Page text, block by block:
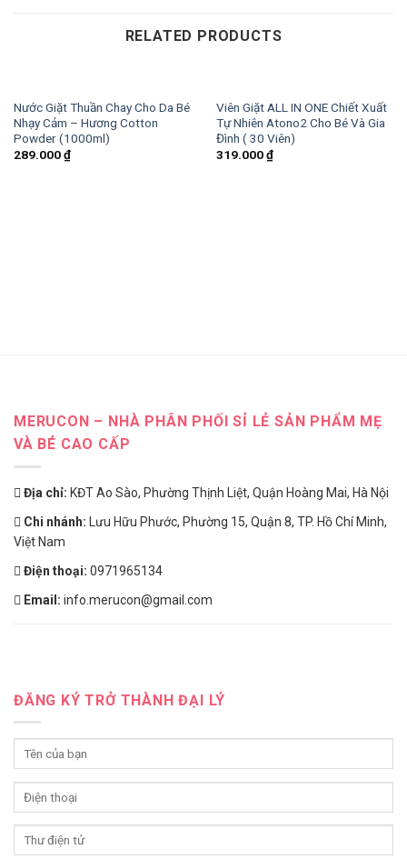
RELATED PRODUCTS
Nước Giặt Thuần Chay Cho Da Bé
Nhạy Cảm – Hương Cotton
Powder (1000ml)
289.000₫
Viên Giặt ALL IN ONE Chiết Xuất
Tự Nhiên Atono2 Cho Bé Và Gia
Đình ( 30 Viên)
319.000₫
MERUCON – NHÀ PHÂN PHỐI SỈ LẺ SẢN PHẨM MẸ
VÀ BÉ CAO CẤP
Địa chỉ: KĐT Ao Sào, Phường Thịnh Liệt, Quận Hoàng Mai, Hà Nội
Chi nhánh: Lưu Hữu Phước, Phường 15, Quận 8, TP. Hồ Chí Minh,
Việt Nam
Điện thoại: 0971965134
Email: info.merucon@gmail.com
ĐĂNG KÝ TRỞ THÀNH ĐẠI LÝ